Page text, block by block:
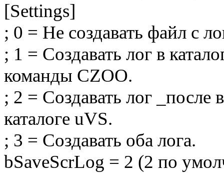
[Settings]
; 0 = Не создавать файл с
; 1 = Создавать лог в
команды CZOO.
; 2 = Создавать лог _после
каталоге uVS.
; 3 = Создавать оба лога.
bSaveScrLog = 2 (2 по